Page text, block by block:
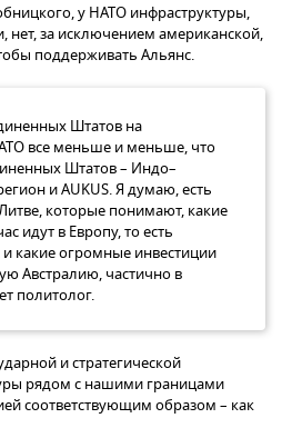
у НАТО инфраструктуры,
нет, за исключением американской,
поддерживать Альянс.
Штатов на
все меньше и меньше, что
Штатов – Индо–
и AUKUS. Я думаю, есть
которые понимают, какие
идут в Европу, то есть
какие огромные инвестиции
Австралию, частично в
политолог.
и стратегической
рядом с нашими границами
соответствующим образом – как